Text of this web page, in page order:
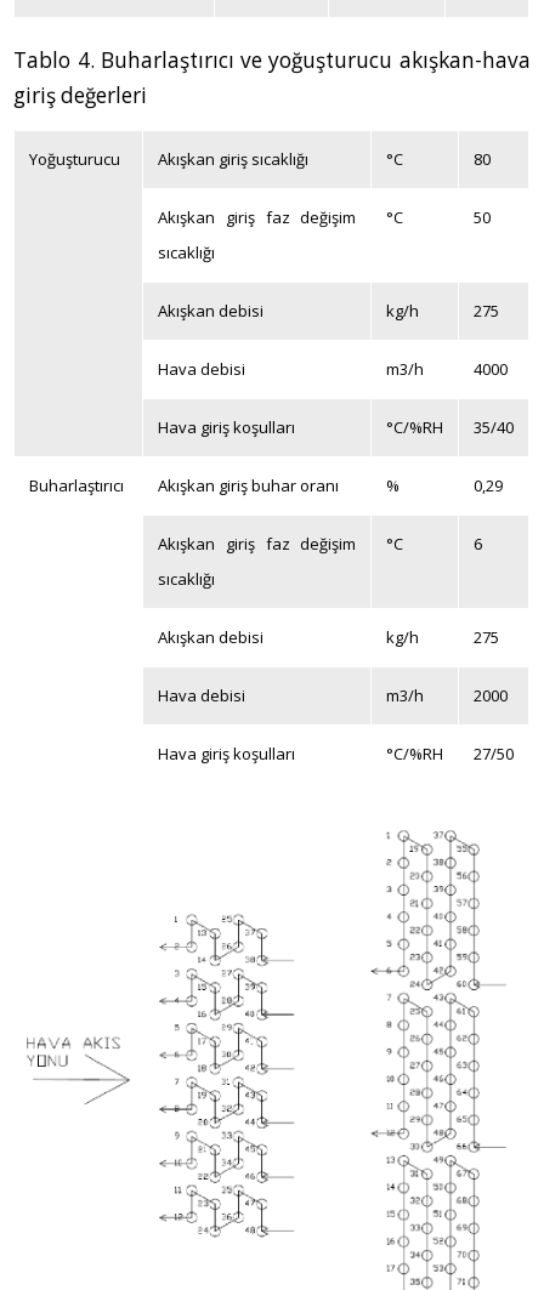
Tablo 4. Buharlaştırıcı ve yoğuşturucu akışkan-hava
giriş değerleri
Yoğuşturucu Akışkan giriş sıcaklığı °C 80
Akışkan giriş faz değişim
sıcaklığı
°C 50
Akışkan debisi kg/h 275
Hava debisi m3/h 4000
Hava giriş koşulları °C/%RH 35/40
Buharlaştırıcı Akışkan giriş buhar oranı % 0,29
Akışkan giriş faz değişim
sıcaklığı
°C 6
Akışkan debisi kg/h 275
Hava debisi m3/h 2000
Hava giriş koşulları °C/%RH 27/50